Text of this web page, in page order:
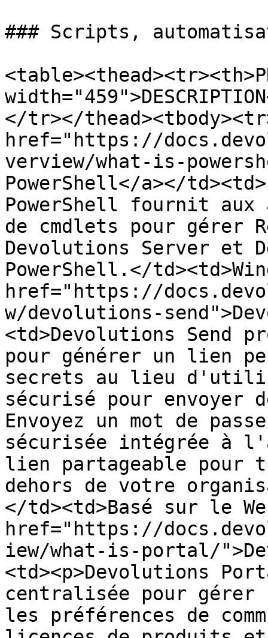
### Scripts,
</tr></
href="https://
verview/what-is-
PowerShell</a></
PowerShell fournit
de cmdlets pour gérer
Devolutions Server et
PowerShell.</
href="https://
w/devolutions-
<td>Devolutions Send
pour générer un lien
secrets au lieu
sécurisé pour envoyer
Envoyez un mot de
sécurisée intégrée à
lien partageable pour
dehors de votre
</td><td>Basé sur le
href="https://
iew/what-is-portal/
<td><p>Devolutions
centralisée pour
les préférences de